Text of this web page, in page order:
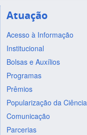
Atuação
Acesso à Informação
Institucional
Bolsas e Auxílios
Programas
Prêmios
Popularização da Ciência
Comunicação
Parcerias